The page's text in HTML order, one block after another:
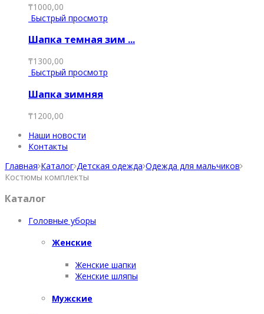
₸1000,00
Быстрый просмотр
Шапка темная зим ...
₸1300,00
Быстрый просмотр
Шапка зимняя
₸1200,00
Наши новости
Контакты
Главная Каталог Детская одежда Одежда для мальчиков
Костюмы комплекты
Каталог
Головные уборы
Женские
Женские шапки
Женские шляпы
Мужские